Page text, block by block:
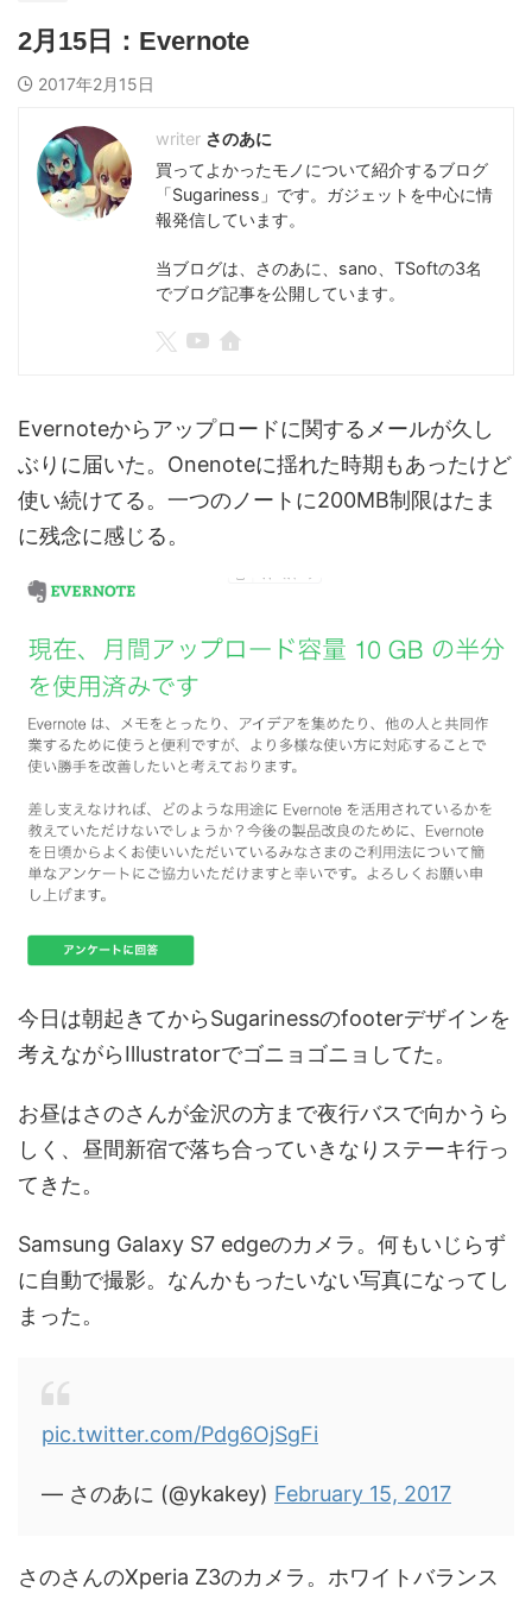
2月15日：Evernote
2017年2月15日
さのあに
買ってよかったモノについて紹介するブログ
「Sugariness」です。ガジェットを中心に情
報発信しています。
当ブログは、さのあに、sano、TSoftの3名
でブログ記事を公開しています。
Evernoteからアップロードに関するメールが久し
ぶりに届いた。Onenoteに揺れた時期もあったけど
使い続けてる。一つのノートに200MB制限はたま
に残念に感じる。
今日は朝起きてからSugarinessのfooterデザインを
考えながらIllustratorでゴニョゴニョしてた。
お昼はさのさんが金沢の方まで夜行バスで向かうら
しく、昼間新宿で落ち合っていきなりステーキ行っ
てきた。
Samsung Galaxy S7 edgeのカメラ。何もいじらず
に自動で撮影。なんかもったいない写真になってし
まった。
pic.twitter.com/Pdg6OjSgFi
— さのあに (@ykakey) February 15, 2017
さのさんのXperia Z3のカメラ。ホワイトバランス